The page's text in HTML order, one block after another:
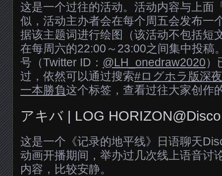
这是一个过往的活动。活动内容与上面
似，活动主办者会在每个周五会发布一
据该主题词进行绘图（该活动不包括短
在每周六的22:00～23:00之间集中投稿
号（Twitter ID： @LH_onedraw2020）
过，依然可以通过搜索#ログホラ版深
一本勝負这个标签，查看过往大家创作
アキバ | LOG
这是一个《记录的地平线》日语聊天
动画开播期间，举办过几次线上语音讨
内容，比较安静。